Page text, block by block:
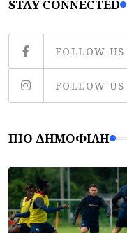
STAY CONNECTED
FOLLOW US
FOLLOW US
ΠΙΟ ΔΗΜΟΦΙΛΉ